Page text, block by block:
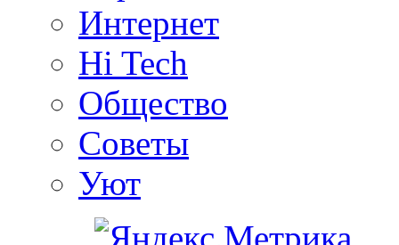
Интернет
Hi Tech
Общество
Советы
Уют